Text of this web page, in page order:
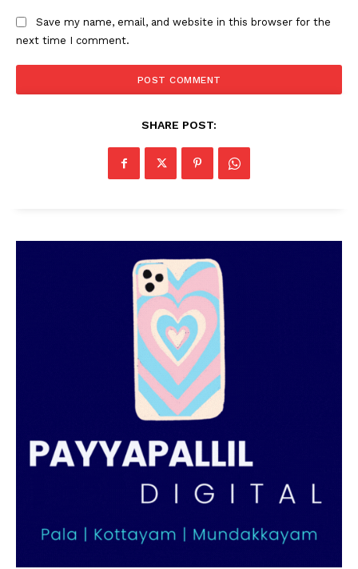
Save my name, email, and website in this browser for the
next time I comment.
SHARE POST: